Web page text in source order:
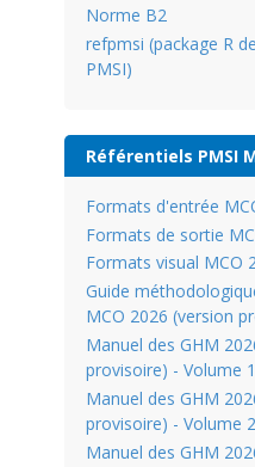
Norme B2
refpmsi (package R
PMSI)
Référentiels PMSI
Formats d'entrée
Formats de sortie
Formats visual MCO
Guide
MCO 2026 (version
Manuel des GHM
provisoire) - Volume 1
Manuel des GHM
provisoire) - Volume 2
Manuel des GHM